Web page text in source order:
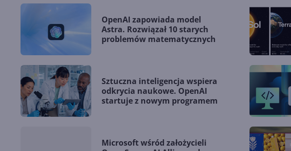
OpenAI zapowiada model
Astra. Rozwiązał 10 starych
problemów matematycznych
Sztuczna inteligencja wspiera
odkrycia naukowe. OpenAI
startuje z nowym programem
Microsoft wśród założycieli